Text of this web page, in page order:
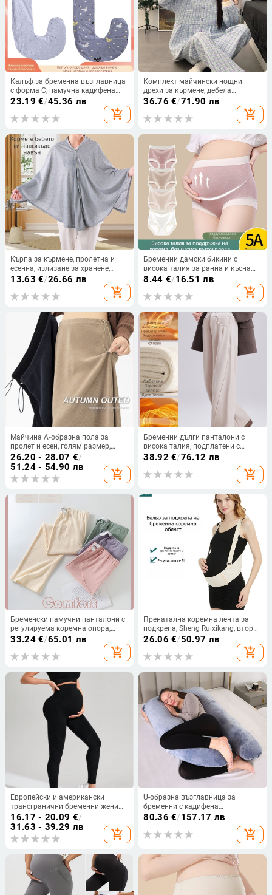
Калъф за бременна възглавница
с форма C, памучна кадифена
повърхност, поддръжка на
талията за странично спане
23.19 €/45.36 лв
add_shopping_cart
Комплект майчински нощни
дрехи за кърмене, дебела
въздушна памучна материя,
панталони, следродилен кърмене,
36.76 €/71.90 лв
add_shopping_cart
Кърпа за кърмене, пролетна и
есенна, излизане за хранене,
анти-светлинни артефакти, кърпа
за кърма, многофункционална
дишаща, дишаща кърпа за
13.63 €/26.66 лв
add_shopping_cart
Бременни дамски бикини с
висока талия за ранна и късна
бременност, плюс размер,
антибактериална подплата
между краката от 100% памук
8.44 €/16.51 лв
add_shopping_cart
Майчина А‑образна пола за
пролет и есен, голям размер,
стройна фигура, средна дължина
26.20 - 28.07 €/
51.24 - 54.90 лв
add_shopping_cart
Бременни дълги панталони с
висока талия, подплатени с
полар, свободна кройка, дълги, с
шнур за талията и опора за
корема
38.92 €/76.12 лв
add_shopping_cart
Бременски памучни панталони с
регулируема коремна опора,
свободна кройка, прави или
панталони за есен‑зима
33.24€/65.01 лв
add_shopping_cart
Пренатална коремна лента за
подкрепа, Sheng Ruixikang, втори
триместър
26.06 €/50.97 лв
add_shopping_cart
Европейски и американски
трансгранични бременни жени
спортен йога костюм безшевен
плетен спортен сутиен панталон
спортен фитнес костюм
16.17 - 20.09 €/
31.63 - 39.29 лв
add_shopping_cart
U-образна възглавница за
бременни с кадифена
повърхност, пълнеж полиестерни
влакна, височина 10.1–15 cm,
тегло 1.05–1.50 kg, за странично
80.36 €/157.17 лв
add_shopping_cart